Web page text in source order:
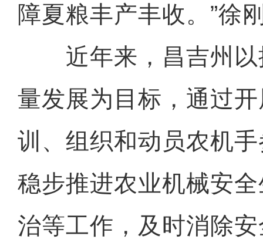
障夏粮丰产丰收。”徐
近年来，昌吉州以
量发展为目标，通过
训、组织和动员农机
稳步推进农业机械安
治等工作，及时消除